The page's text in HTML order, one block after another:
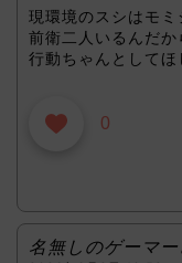
現環境のスシはモミ
前衛二人いるんだ
行動ちゃんとして
0
名無しのゲーマー